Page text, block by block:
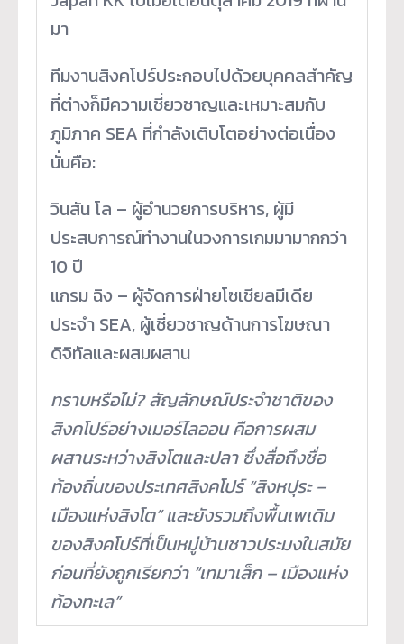
มา
ทีมงานสิงคโปร์ประกอบไปด้วยบุคคลสำคัญ
ที่ต่างก็มีความเชี่ยวชาญและเหมาะสมกับ
ภูมิภาค SEA ที่กำลังเติบโตอย่างต่อเนื่อง
นั่นคือ:
วินสัน โล – ผู้อำนวยการบริหาร, ผู้มี
ประสบการณ์ทำงานในวงการเกมมามากกว่า
10 ปี
แกรม ฉิง – ผู้จัดการฝ่ายโซเชียลมีเดีย
ประจำ SEA, ผู้เชี่ยวชาญด้านการโฆษณา
ดิจิทัลและผสมผสาน
ทราบหรือไม่? สัญลักษณ์ประจำชาติของ
สิงคโปร์อย่างเมอร์ไลออน คือการผสม
ผสานระหว่างสิงโตและปลา ซึ่งสื่อถึงชื่อ
ท้องถิ่นของประเทศสิงคโปร์ “สิงหปุระ –
เมืองแห่งสิงโต” และยังรวมถึงพื้นเพเดิม
ของสิงคโปร์ที่เป็นหมู่บ้านชาวประมงในสมัย
ก่อนที่ยังถูกเรียกว่า “เทมาเส็ก – เมืองแห่ง
ท้องทะเล”